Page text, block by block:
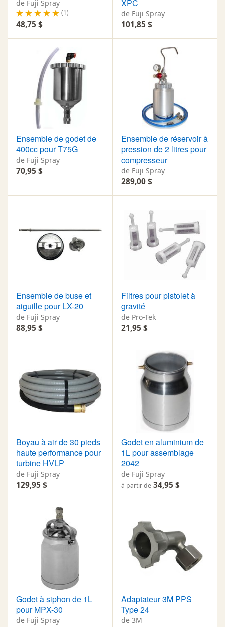
de Fuji Spray
(1)
48,75 $
XPC
de Fuji Spray
101,85 $
Ensemble de godet de
400cc pour T75G
de Fuji Spray
70,95 $
Ensemble de réservoir à
pression de 2 litres pour
compresseur
de Fuji Spray
289,00 $
Ensemble de buse et
aiguille pour LX-20
de Fuji Spray
88,95 $
Filtres pour pistolet à
gravité
de Pro-Tek
21,95 $
Boyau à air de 30 pieds
haute performance pour
turbine HVLP
de Fuji Spray
129,95 $
Godet en aluminium de
1L pour assemblage
2042
de Fuji Spray
à partir de 34,95 $
Godet à siphon de 1L
pour MPX-30
de Fuji Spray
Adaptateur 3M PPS
Type 24
de 3M